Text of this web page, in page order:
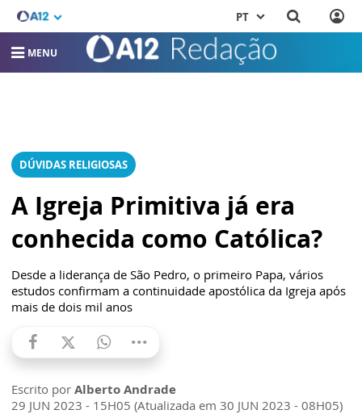
PT
MENU
DÚVIDAS RELIGIOSAS
A Igreja Primitiva já era
conhecida como Católica?
Desde a liderança de São Pedro, o primeiro Papa, vários
estudos confirmam a continuidade apostólica da Igreja após
mais de dois mil anos
Escrito por Alberto Andrade
29 JUN 2023 - 15H05 (Atualizada em 30 JUN 2023 - 08H05)